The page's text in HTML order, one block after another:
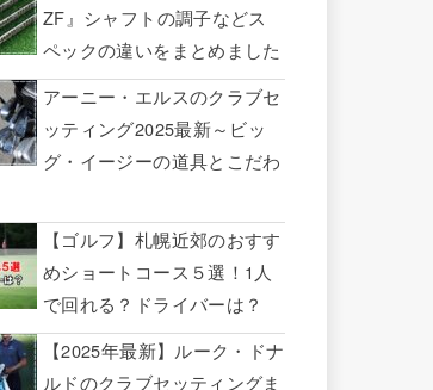
ZF』シャフトの調子などス
ペックの違いをまとめました
アーニー・エルスのクラブセ
ッティング2025最新～ビッ
グ・イージーの道具とこだわ
【ゴルフ】札幌近郊のおすす
めショートコース５選！1人
で回れる？ドライバーは？
【2025年最新】ルーク・ドナ
ルドのクラブセッティングま